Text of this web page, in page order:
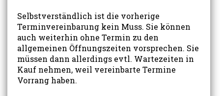
Selbstverständlich ist die vorherige
Terminvereinbarung kein Muss. Sie können
auch weiterhin ohne Termin zu den
allgemeinen Öffnungszeiten vorsprechen. Sie
müssen dann allerdings evtl. Wartezeiten in
Kauf nehmen, weil vereinbarte Termine
Vorrang haben.